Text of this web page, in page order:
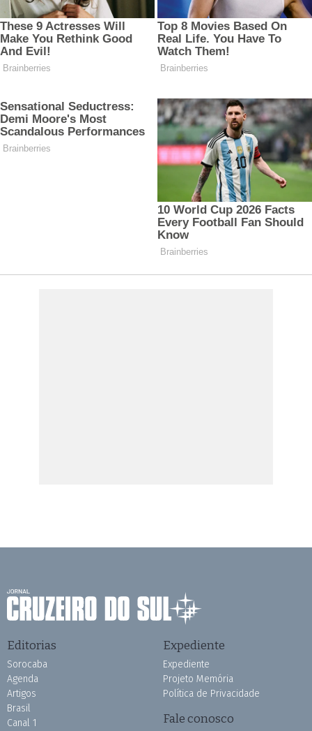
Editorias
Sorocaba
Agenda
Artigos
Brasil
Canal 1
Expediente
Expediente
Projeto Memória
Política de Privacidade
Fale conosco